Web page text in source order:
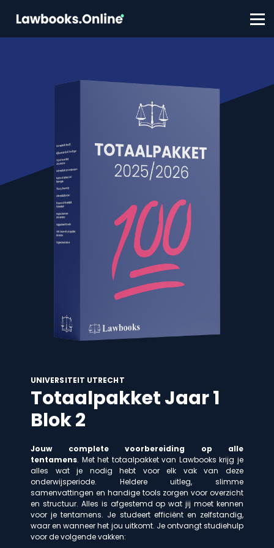
FAQ
Contact
UNIVERSITEIT UTRECHT
Totaalpakket Jaar 1
Blok 2
Jouw complete voorbereiding op alle
tentamens. Met het totaalpakket van Lawbooks krijg je
alles wat je nodig hebt voor elk vak van deze
onderwijsperiode. Heldere uitleg, slimme
samenvattingen en handige tools zorgen voor overzicht
en structuur. Alles is afgestemd op wat jij moet kennen
voor je tentamens. Je studeert efficiënt en zelfstandig,
waar en wanneer het jou uitkomt. Je ontvangt studiehulp
voor de volgende vakken: